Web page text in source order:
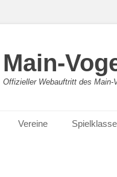
Main-
Offizieller Webauftritt des Main-
Vereine